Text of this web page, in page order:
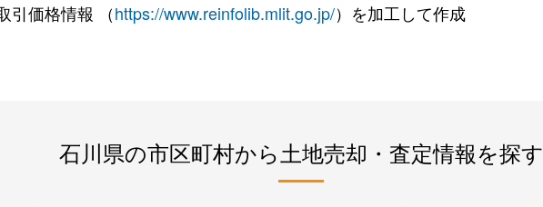
引価格情報 （https://www.reinfolib.mlit.go.jp/）を加工して作成
石川県の市区町村から土地売却・査定情報を探す